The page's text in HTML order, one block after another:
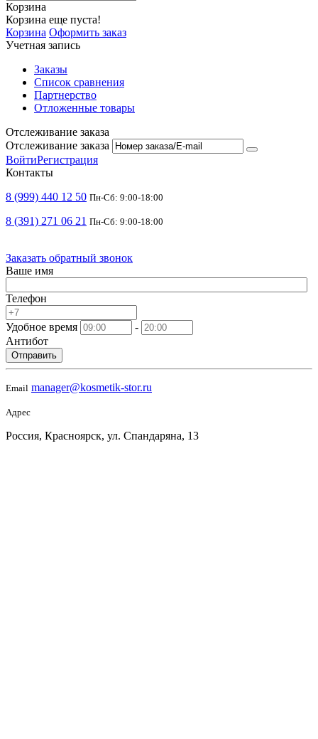
Корзина
Корзина еще пуста!
Корзина Оформить заказ
Учетная запись
Заказы
Список сравнения
Партнерство
Отложенные товары
Отслеживание заказа
Отслеживание заказа
ВойтиРегистрация
Контакты
8 (999) 440 12 50 Пн-Сб: 9:00-18:00
8 (391) 271 06 21 Пн-Сб: 9:00-18:00
Заказать обратный звонок
Ваше имя
Телефон
Удобное время
-
Антибот
Отправить
Email manager@kosmetik-stor.ru
Адрес
Россия, Красноярск, ул. Спандаряна, 13